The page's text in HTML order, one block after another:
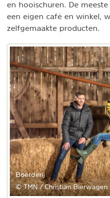
en hooischuren. De
een eigen café en winkel,
zelfgemaakte producten.
Boerderij
© TMN / Christian Bierwagen